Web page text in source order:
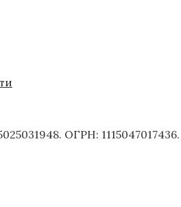
ОГРН: 1115047017436.